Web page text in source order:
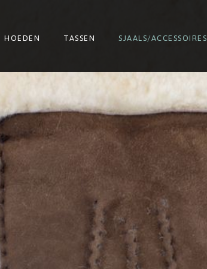
HOEDEN TASSEN SJAALS/ACCESSOIRES